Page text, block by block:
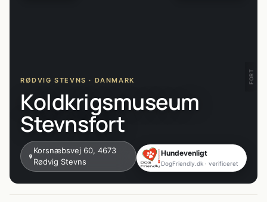
RØDVIG STEVNS · DANMARK
Koldkrigsmuseum
Stevnsfort
Korsnæbsvej 60, 4673
Rødvig Stevns
Hundevenligt
DogFriendly.dk · verificeret
FORT